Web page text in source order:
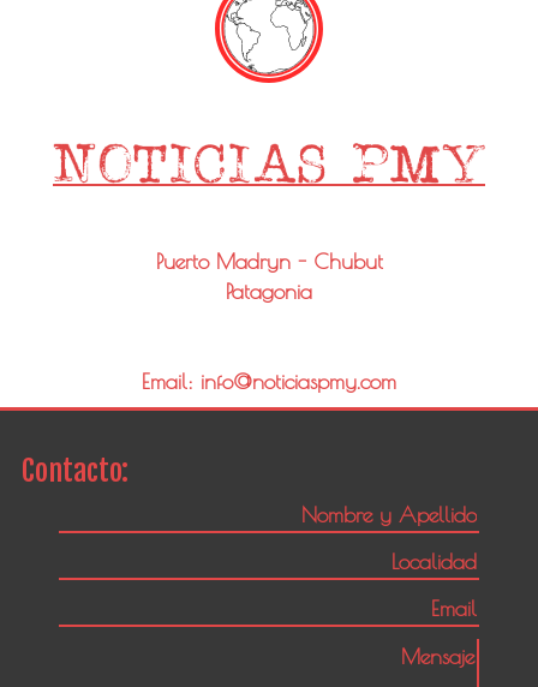
Puerto Madryn - Chubut
Patagonia
Email: info@noticiaspmy.com
Contacto: